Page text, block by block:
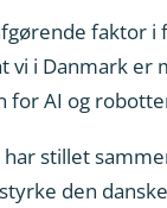
i Danmark er
for AI og
stillet
den